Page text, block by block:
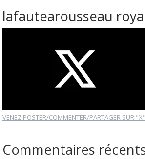
lafautearousseau
VENEZ POSTER/COMMENTER/PARTAGER SUR
Commentaires